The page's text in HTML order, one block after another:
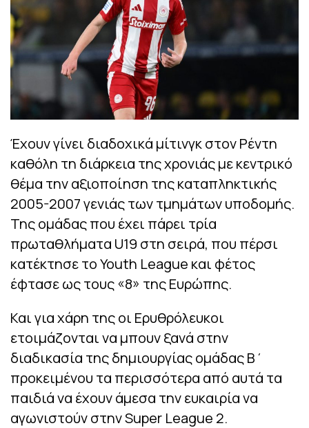
Έχουν γίνει διαδοχικά μίτινγκ στον Ρέντη
καθόλη τη διάρκεια της χρονιάς με κεντρικό
θέμα την αξιοποίηση της καταπληκτικής
2005-2007 γενιάς των τμημάτων υποδομής.
Της ομάδας που έχει πάρει τρία
πρωταθλήματα U19 στη σειρά, που πέρσι
κατέκτησε το Youth League και φέτος
έφτασε ως τους «8» της Ευρώπης.
Και για χάρη της οι Ερυθρόλευκοι
ετοιμάζονται να μπουν ξανά στην
διαδικασία της δημιουργίας ομάδας Β΄
προκειμένου τα περισσότερα από αυτά τα
παιδιά να έχουν άμεσα την ευκαιρία να
αγωνιστούν στην Super League 2.